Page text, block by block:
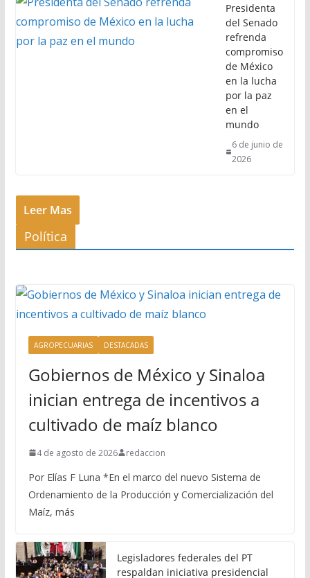
Presidenta
del Senado
refrenda
compromiso
de México
en la lucha
por la paz
en el
mundo
6 de junio de
2026
Leer Mas
Política
AGROPECUARIAS DESTACADAS
Gobiernos de México y Sinaloa
inician entrega de incentivos a
cultivado de maíz blanco
4 de agosto de 2026 redaccion
Por Elías F Luna *En el marco del nuevo Sistema de
Ordenamiento de la Producción y Comercialización del
Maíz, más
Legisladores federales del PT
respaldan iniciativa presidencial